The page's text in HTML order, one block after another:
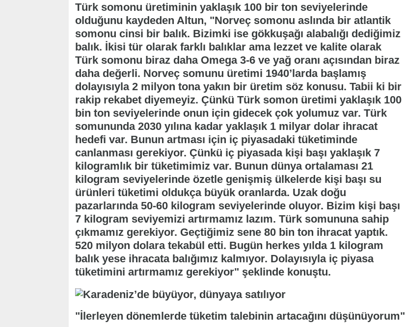
Türk somonu üretiminin yaklaşık 100 bir ton seviyelerinde
olduğunu kaydeden Altun, "Norveç somonu aslında bir atlantik
somonu cinsi bir balık. Bizimki ise gökkuşağı alabalığı dediğimiz
balık. İkisi tür olarak farklı balıklar ama lezzet ve kalite olarak
Türk somonu biraz daha Omega 3-6 ve yağ oranı açısından biraz
daha değerli. Norveç somunu üretimi 1940’larda başlamış
dolayısıyla 2 milyon tona yakın bir üretim söz konusu. Tabii ki bir
rakip rekabet diyemeyiz. Çünkü Türk somon üretimi yaklaşık 100
bin ton seviyelerinde onun için gidecek çok yolumuz var. Türk
somununda 2030 yılına kadar yaklaşık 1 milyar dolar ihracat
hedefi var. Bunun artması için iç piyasadaki tüketiminde
canlanması gerekiyor. Çünkü iç piyasada kişi başı yaklaşık 7
kilogramlık bir tüketimimiz var. Bunun dünya ortalaması 21
kilogram seviyelerinde özetle genişmiş ülkelerde kişi başı su
ürünleri tüketimi oldukça büyük oranlarda. Uzak doğu
pazarlarında 50-60 kilogram seviyelerinde oluyor. Bizim kişi başı
7 kilogram seviyemizi artırmamız lazım. Türk somununa sahip
çıkmamız gerekiyor. Geçtiğimiz sene 80 bin ton ihracat yaptık.
520 milyon dolara tekabül etti. Bugün herkes yılda 1 kilogram
balık yese ihracata balığımız kalmıyor. Dolayısıyla iç piyasa
tüketimini artırmamız gerekiyor" şeklinde konuştu.
"İlerleyen dönemlerde tüketim talebinin artacağını düşünüyorum"